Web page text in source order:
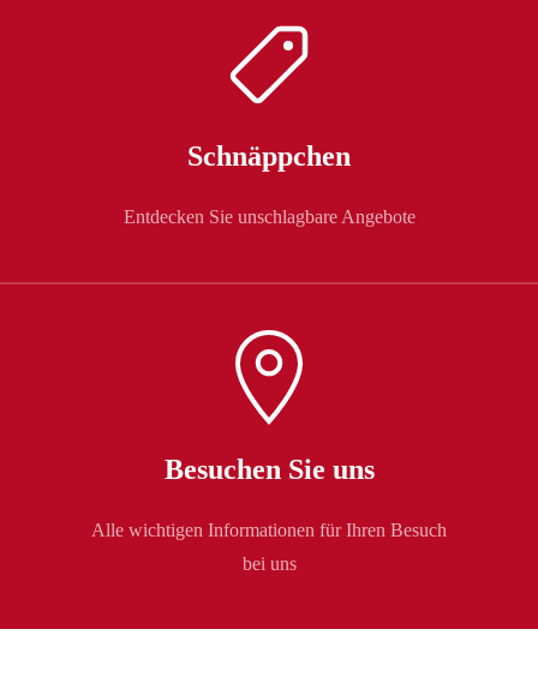
Schnäppchen
Entdecken Sie unschlagbare Angebote
Besuchen Sie uns
Alle wichtigen Informationen für Ihren Besuch
bei uns